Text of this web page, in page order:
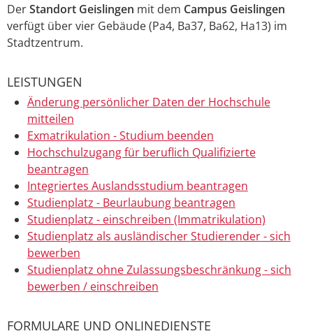
DerStandort Geislingen mit dem Campus Geislingen
verfügt über vier Gebäude (Pa4, Ba37, Ba62, Ha13) im
Stadtzentrum.
LEISTUNGEN
Änderung persönlicher Daten der Hochschule
mitteilen
Exmatrikulation - Studium beenden
Hochschulzugang für beruflich Qualifizierte
beantragen
Integriertes Auslandsstudium beantragen
Studienplatz - Beurlaubung beantragen
Studienplatz - einschreiben (Immatrikulation)
Studienplatz als ausländischer Studierender - sich
bewerben
Studienplatz ohne Zulassungsbeschränkung - sich
bewerben / einschreiben
FORMULARE UND ONLINEDIENSTE